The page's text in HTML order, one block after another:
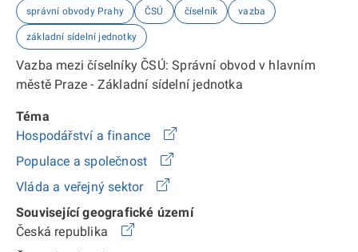
správní obvody Prahy ČSÚ číselník vazba
základní sídelní jednotky
Vazba mezi číselníky ČSÚ: Správní obvod v hlavním
městě Praze - Základní sídelní jednotka
Téma
Hospodářství a finance
Populace a společnost
Vláda a veřejný sektor
Související geografické území
Česká republika